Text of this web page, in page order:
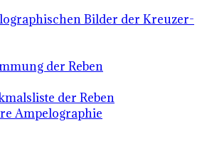
Bilder der Kreuzer-
der Reben
der Reben
Ampelographie